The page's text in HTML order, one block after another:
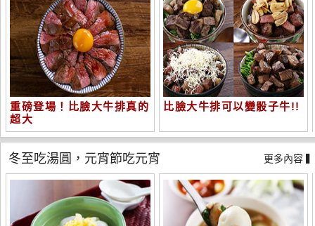
重磅登場！比臉大牛排真的
超大
比臉大牛排可以變骰子牛!!
冬至吃湯圓，元宵節吃元宵 更多內容 ▍